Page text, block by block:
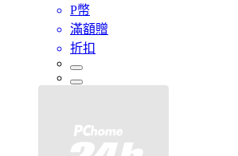
P幣
滿額贈
折扣